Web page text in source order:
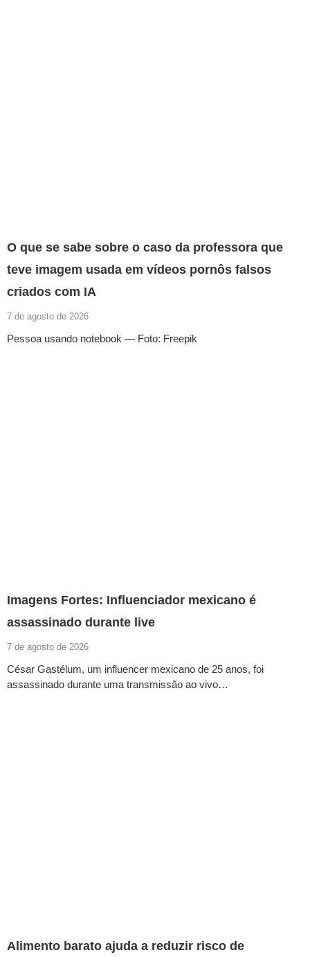
O que se sabe sobre o caso da professora que
teve imagem usada em vídeos pornôs falsos
criados com IA
7 de agosto de 2026
Pessoa usando notebook — Foto: Freepik
Imagens Fortes: Influenciador mexicano é
assassinado durante live
7 de agosto de 2026
César Gastélum, um influencer mexicano de 25 anos, foi
assassinado durante uma transmissão ao vivo…
Alimento barato ajuda a reduzir risco de